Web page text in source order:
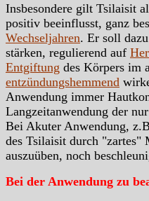
Insbesondere gilt Tsilaisit
positiv beeinflusst, ganz
Wechseljahren. Er soll
stärken, regulierend auf
Entgiftung des Körpers im
entzündungshemmend
Anwendung immer
Langzeitanwendung der
Bei Akuter Anwendung,
des Tsilaisit durch "zartes"
auszuüben, noch
Bei der Anwendung zu